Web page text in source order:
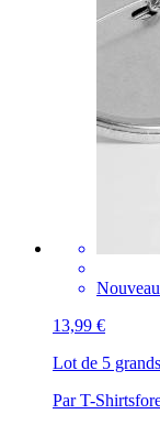
Nouveau
13,99 €
Lot de 5
Par T-